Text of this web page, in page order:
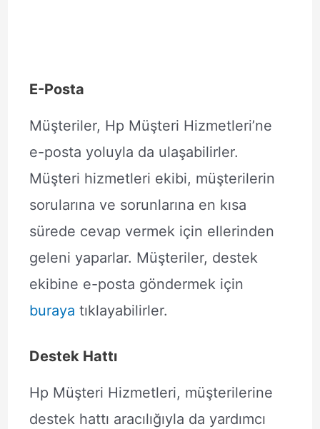
E-Posta
Müşteriler, Hp Müşteri Hizmetleri’ne
e-posta yoluyla da ulaşabilirler.
Müşteri hizmetleri ekibi, müşterilerin
sorularına ve sorunlarına en kısa
sürede cevap vermek için ellerinden
geleni yaparlar. Müşteriler, destek
ekibine e-posta göndermek için
buraya tıklayabilirler.
Destek Hattı
Hp Müşteri Hizmetleri, müşterilerine
destek hattı aracılığıyla da yardımcı